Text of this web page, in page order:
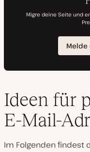
Ideen für
E-Mail-
Im Folgenden findest